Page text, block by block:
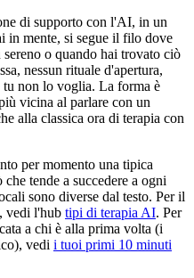
di supporto con l'AI, in un
in mente, si segue il filo dove
o quando hai trovato ciò
nessun rituale d'apertura,
tu non lo voglia. La forma è
vicina al parlare con un
alla classica ora di terapia con
per momento una tipica
tende a succedere a ogni
sono diverse dal testo. Per il
vedi l'hub tipi di terapia AI. Per
a chi è alla prima volta (i
vedi i tuoi primi 10 minuti